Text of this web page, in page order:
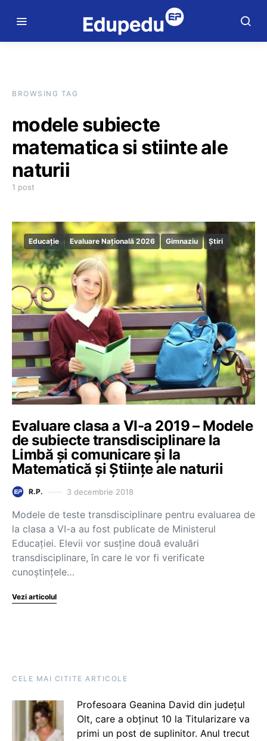
BROWSING TAG
modele subiecte
matematica si stiinte ale
naturii
1 post
Educație Evaluare Națională 2026 Gimnaziu Știri
Evaluare clasa a VI-a 2019 – Modele
de subiecte transdisciplinare la
Limbă și comunicare și la
Matematică și Științe ale naturii
R.P. 3 decembrie 2018
Modele de teste transdisciplinare pentru evaluarea de
la clasa a VI-a au fost publicate de Ministerul
Educației. Elevii vor susține două evaluări
transdisciplinare, în care le vor fi verificate
cunoștințele…
Vezi articolul
CELE MAI CITITE ARTICOLE
Profesoara Geanina David din județul
Olt, care a obținut 10 la Titularizare va
primi un post de suplinitor. Anul trecut